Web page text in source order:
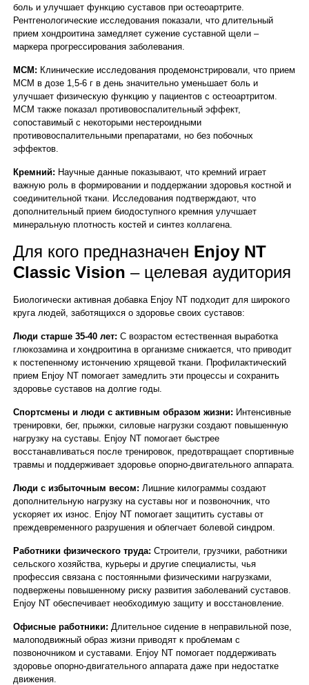
боль и улучшает функцию суставов при остеоартрите.
Рентгенологические исследования показали, что длительный
прием хондроитина замедляет сужение суставной щели –
маркера прогрессирования заболевания.
МСМ: Клинические исследования продемонстрировали, что прием
МСМ в дозе 1,5-6 г в день значительно уменьшает боль и
улучшает физическую функцию у пациентов с остеоартритом.
МСМ также показал противовоспалительный эффект,
сопоставимый с некоторыми нестероидными
противовоспалительными препаратами, но без побочных
эффектов.
Кремний: Научные данные показывают, что кремний играет
важную роль в формировании и поддержании здоровья костной и
соединительной ткани. Исследования подтверждают, что
дополнительный прием биодоступного кремния улучшает
минеральную плотность костей и синтез коллагена.
Для кого предназначен Enjoy NT
Classic Vision – целевая аудитория
Биологически активная добавка Enjoy NT подходит для широкого
круга людей, заботящихся о здоровье своих суставов:
Люди старше 35-40 лет: С возрастом естественная выработка
глюкозамина и хондроитина в организме снижается, что приводит
к постепенному истончению хрящевой ткани. Профилактический
прием Enjoy NT помогает замедлить эти процессы и сохранить
здоровье суставов на долгие годы.
Спортсмены и люди с активным образом жизни: Интенсивные
тренировки, бег, прыжки, силовые нагрузки создают повышенную
нагрузку на суставы. Enjoy NT помогает быстрее
восстанавливаться после тренировок, предотвращает спортивные
травмы и поддерживает здоровье опорно-двигательного аппарата.
Люди с избыточным весом: Лишние килограммы создают
дополнительную нагрузку на суставы ног и позвоночник, что
ускоряет их износ. Enjoy NT помогает защитить суставы от
преждевременного разрушения и облегчает болевой синдром.
Работники физического труда: Строители, грузчики, работники
сельского хозяйства, курьеры и другие специалисты, чья
профессия связана с постоянными физическими нагрузками,
подвержены повышенному риску развития заболеваний суставов.
Enjoy NT обеспечивает необходимую защиту и восстановление.
Офисные работники: Длительное сидение в неправильной позе,
малоподвижный образ жизни приводят к проблемам с
позвоночником и суставами. Enjoy NT помогает поддерживать
здоровье опорно-двигательного аппарата даже при недостатке
движения.